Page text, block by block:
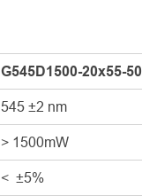
G545D1500-20x55-50
545 ±2 nm
> 1500mW
< ±5%